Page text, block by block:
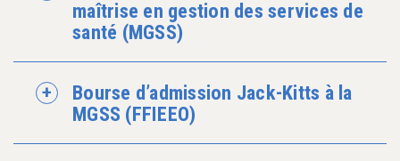
maîtrise en gestion des services de
santé (MGSS)
Bourse d’admission Jack-Kitts à la
MGSS (FFIEEO)